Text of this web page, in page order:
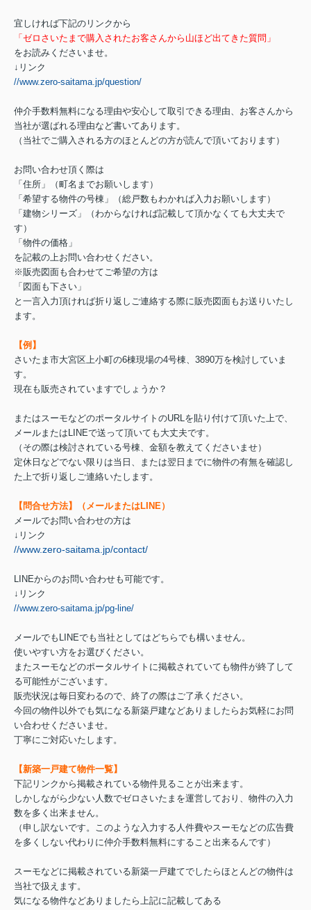
宜しければ下記のリンクから
「ゼロさいたまで購入されたお客さんから山ほど出てきた質問」
をお読みくださいませ。
↓リンク
//www.zero-saitama.jp/question/
仲介手数料無料になる理由や安心して取引できる理由、お客さんから
当社が選ばれる理由など書いてあります。
（当社でご購入される方のほとんどの方が読んで頂いております）
お問い合わせ頂く際は
「住所」（町名までお願いします）
「希望する物件の号棟」（総戸数もわかれば入力お願いします）
「建物シリーズ」（わからなければ記載して頂かなくても大丈夫で
す）
「物件の価格」
を記載の上お問い合わせください。
※販売図面も合わせてご希望の方は
「図面も下さい」
と一言入力頂ければ折り返しご連絡する際に販売図面もお送りいたし
ます。
【例】
さいたま市大宮区上小町の6棟現場の4号棟、3890万を検討していま
す。
現在も販売されていますでしょうか？
またはスーモなどのポータルサイトのURLを貼り付けて頂いた上で、
メールまたはLINEで送って頂いても大丈夫です。
（その際は検討されている号棟、金額を教えてくださいませ）
定休日などでない限りは当日、または翌日までに物件の有無を確認し
た上で折り返しご連絡いたします。
【問合せ方法】（メールまたはLINE）
メールでお問い合わせの方は
↓リンク
//www.zero-saitama.jp/contact/
LINEからのお問い合わせも可能です。
↓リンク
//www.zero-saitama.jp/pg-line/
メールでもLINEでも当社としてはどちらでも構いません。
使いやすい方をお選びください。
またスーモなどのポータルサイトに掲載されていても物件が終了して
る可能性がございます。
販売状況は毎日変わるので、終了の際はご了承ください。
今回の物件以外でも気になる新築戸建などありましたらお気軽にお問
い合わせくださいませ。
丁寧にご対応いたします。
【新築一戸建て物件一覧】
下記リンクから掲載されている物件見ることが出来ます。
しかしながら少ない人数でゼロさいたまを運営しており、物件の入力
数を多く出来ません。
（申し訳ないです。このような入力する人件費やスーモなどの広告費
を多くしない代わりに仲介手数料無料にすること出来るんです）
スーモなどに掲載されている新築一戸建てでしたらほとんどの物件は
当社で扱えます。
気になる物件などありましたら上記に記載してある